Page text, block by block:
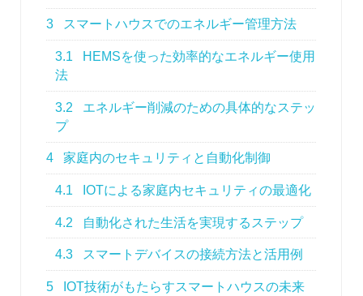
3 スマートハウスでのエネルギー管理方法
3.1
HEMSを使った効率的なエネルギー使用
法
3.2
エネルギー削減のための具体的なステッ
プ
4 家庭内のセキュリティと自動化制御
4.1 IOTによる家庭内セキュリティの最適化
4.2 自動化された生活を実現するステップ
4.3 スマートデバイスの接続方法と活用例
5 IOT技術がもたらすスマートハウスの未来